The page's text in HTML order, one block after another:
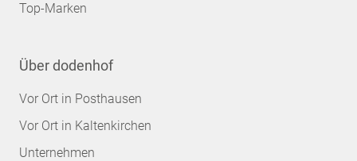
Top-Marken
Über dodenhof
Vor Ort in Posthausen
Vor Ort in Kaltenkirchen
Unternehmen